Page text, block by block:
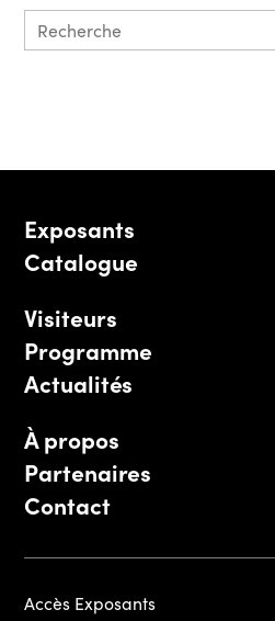
Exposants
Catalogue
Visiteurs
Programme
Actualités
À propos
Partenaires
Contact
Accès Exposants